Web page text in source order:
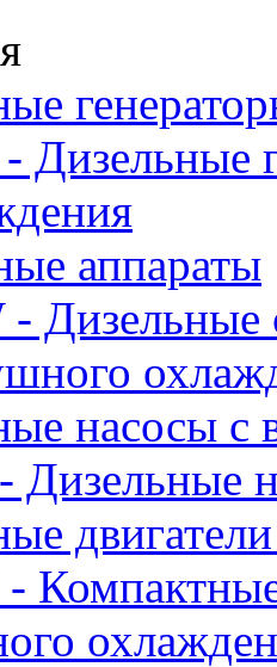
Дизельные
аппараты
Дизельные
насосы
Дизельные